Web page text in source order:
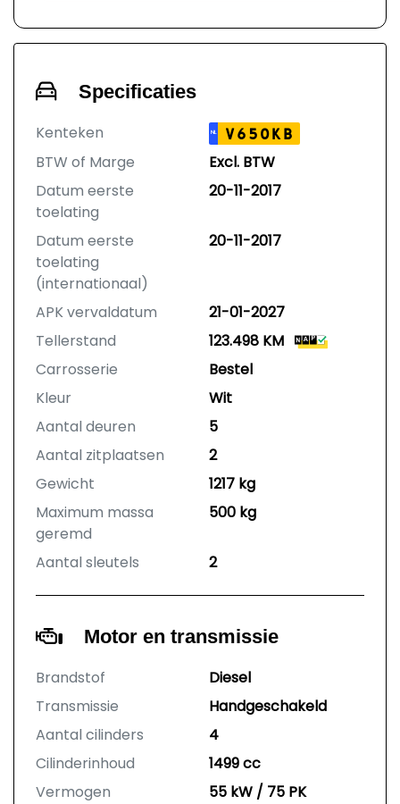
Specificaties
Kenteken NL V650KB
BTW of Marge
Excl. BTW
Datum eerste
toelating
20-11-2017
Datum eerste
toelating
(internationaal)
20-11-2017
APK vervaldatum
21-01-2027
Tellerstand
123.498 KM
Carrosserie
Bestel
Kleur
Wit
Aantal deuren
5
Aantal zitplaatsen
2
Gewicht
1217 kg
Maximum massa
geremd
500 kg
Aantal sleutels 2
Motor en transmissie
Brandstof
Diesel
Transmissie
Handgeschakeld
Aantal cilinders
4
Cilinderinhoud
1499 cc
Vermogen
55 kW / 75 PK